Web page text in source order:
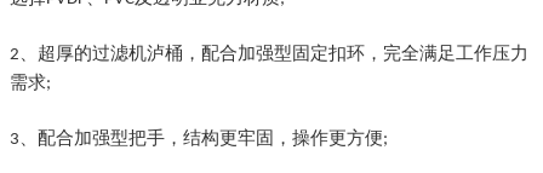
2
超厚的过滤机泸桶，配合加强型固定扣环，完全满足工作压力
需求;
3 配合加强型把手，结构更牢固，操作更方便;